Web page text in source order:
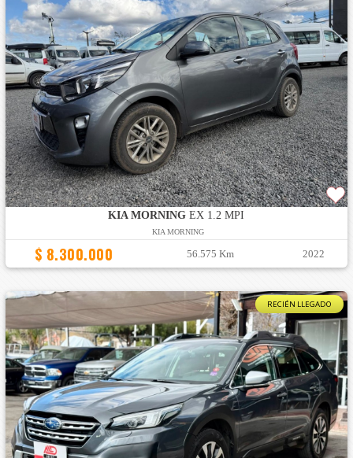
KIA MORNING EX 1.2 MPI
KIA MORNING
$ 8.300.000 56.575 Km 2022
RECIÉN LLEGADO